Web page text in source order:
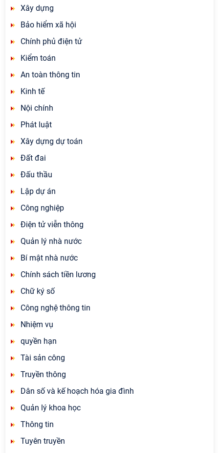
Xây dựng
Bảo hiểm xã hội
Chính phủ điện tử
Kiểm toán
An toàn thông tin
Kinh tế
Nội chính
Phát luật
Xây dựng dự toán
Đất đai
Đấu thầu
Lập dự án
Công nghiệp
Điện tử viễn thông
Quản lý nhà nước
Bí mật nhà nước
Chính sách tiền lương
Chữ ký số
Công nghệ thông tin
Nhiệm vụ
quyền hạn
Tài sản công
Truyền thông
Dân số và kế hoạch hóa gia đình
Quản lý khoa học
Thông tin
Tuyên truyền